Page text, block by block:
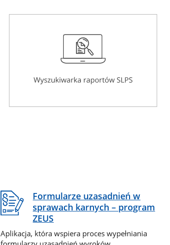
Formularze uzasadnień w
sprawach karnych – program
ZEUS
Aplikacja, która wspiera proces wypełniania